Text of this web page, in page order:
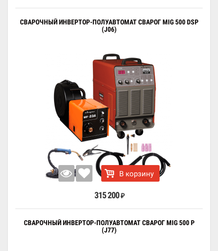
СВАРОЧНЫЙ ИНВЕРТОР-ПОЛУАВТОМАТ СВАРОГ MIG 500 DSP
(J06)
В корзину
315 200 ₽
СВАРОЧНЫЙ ИНВЕРТОР-ПОЛУАВТОМАТ СВАРОГ MIG 500 P
(J77)